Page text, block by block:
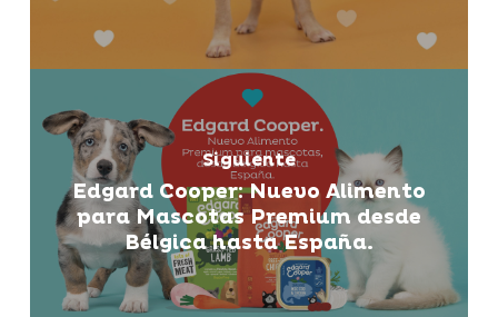
Siguiente
Edgard Cooper: Nuevo Alimento
para Mascotas Premium desde
Bélgica hasta España.